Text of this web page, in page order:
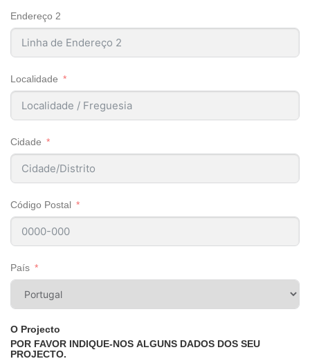
Endereço 2
Localidade
Cidade
Código Postal
País
O Projecto
POR FAVOR INDIQUE-NOS ALGUNS DADOS DOS SEU
PROJECTO.